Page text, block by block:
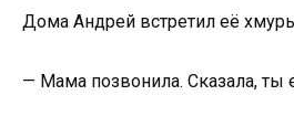
Дома Андрей встретил её
— Мама позвонила. Сказала, ты